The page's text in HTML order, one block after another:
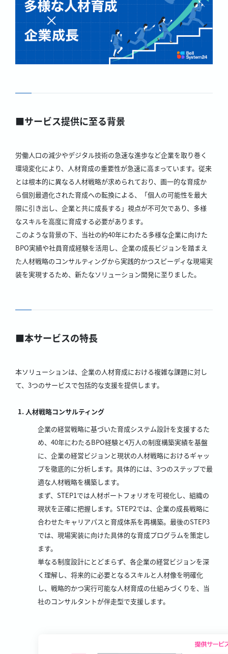
■サービス提供に至る背景
労働人口の減少やデジタル技術の急速な進歩など企業を取り巻く
環境変化により、人材育成の重要性が急速に高まっています。従来
とは根本的に異なる人材戦略が求められており、画一的な育成か
ら個別最適化された育成への転換による、「個人の可能性を最大
限に引き出し、企業と共に成長する」視点が不可欠であり、多様
なスキルを高度に育成する必要があります。
このような背景の下、当社の約40年にわたる多様な企業に向けた
BPO実績や社員育成経験を活用し、企業の成長ビジョンを踏まえ
た人材戦略のコンサルティングから実践的かつスピーディな現場実
装を実現するため、新たなソリューション開発に至りました。
■本サービスの特長
本ソリューションは、企業の人材育成における複雑な課題に対し
て、3つのサービスで包括的な支援を提供します。
人材戦略コンサルティング
企業の経営戦略に基づいた育成システム設計を支援するた
め、40年にわたるBPO経験と4万人の制度構築実績を基盤
に、企業の経営ビジョンと現状の人材戦略におけるギャッ
プを徹底的に分析します。具体的には、3つのステップで最
適な人材戦略を構築します。
まず、STEP1では人材ポートフォリオを可視化し、組織の
現状を正確に把握します。STEP2では、企業の成長戦略に
合わせたキャリアパスと育成体系を再構築。最後のSTEP3
では、現場実装に向けた具体的な育成プログラムを策定し
ます。
単なる制度設計にとどまらず、各企業の経営ビジョンを深
く理解し、将来的に必要となるスキルと人材像を明確化
し、戦略的かつ実行可能な人材育成の仕組みづくりを、当
社のコンサルタントが伴走型で支援します。